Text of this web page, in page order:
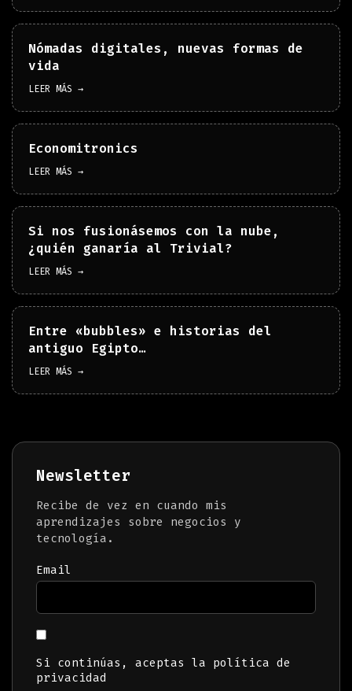
Nómadas digitales, nuevas formas de
vida
LEER MÁS →
Economitronics
LEER MÁS →
Si nos fusionásemos con la nube,
¿quién ganaría al Trivial?
LEER MÁS →
Entre «bubbles» e historias del
antiguo Egipto…
LEER MÁS →
Newsletter
Recibe de vez en cuando mis
aprendizajes sobre negocios y
tecnología.
Email
Si continúas, aceptas la política de
privacidad